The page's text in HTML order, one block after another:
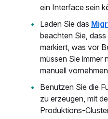
ein Interface sein
Laden Sie das
beachten Sie,
markiert, was vor
müssen Sie immer
manuell
Benutzen Sie die
zu erzeugen, mit
Produktions-